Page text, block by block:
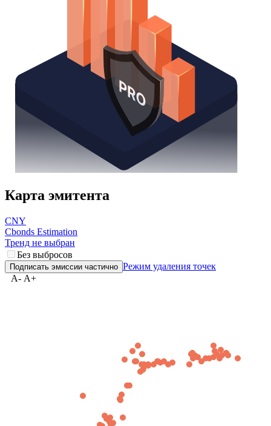
Карта эмитента
CNY
Cbonds Estimation
Тренд не выбран
Без выбросов
Режим удаления точек